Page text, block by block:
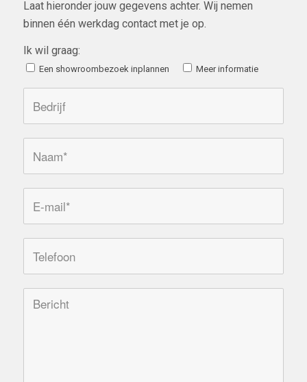
Laat hieronder jouw gegevens achter. Wij nemen
binnen één werkdag contact met je op.
Ik wil graag:
Een showroombezoek inplannen Meer informatie